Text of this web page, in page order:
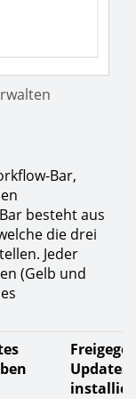
Bar,
besteht aus
die drei
Jeder
(Gelb und
Updates